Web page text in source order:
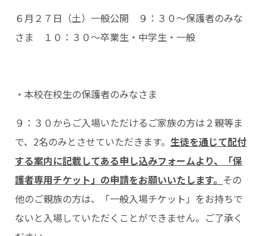
６月２７日（土）一般公開 ９：３０～保護者のみな
さま １０：３０～卒業生・中学生・一般
・本校在校生の保護者のみなさま
９：３０からご入場いただけるご家族の方は２親等ま
で、2名のみとさせていただきます。生徒を通じて配付
する案内に記載してある申し込みフォームより、「保
護者専用チケット」の申請をお願いいたします。 その
他のご親族の方は、「一般入場チケット」をお持ちで
ないと入場していただくことができません。ご了承く